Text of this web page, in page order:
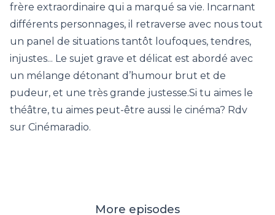
frère extraordinaire qui a marqué sa vie. Incarnant
différents personnages, il retraverse avec nous tout
un panel de situations tantôt loufoques, tendres,
injustes... Le sujet grave et délicat est abordé avec
un mélange détonant d’humour brut et de
pudeur, et une très grande justesse.Si tu aimes le
théâtre, tu aimes peut-être aussi le cinéma? Rdv
sur Cinémaradio.
More episodes